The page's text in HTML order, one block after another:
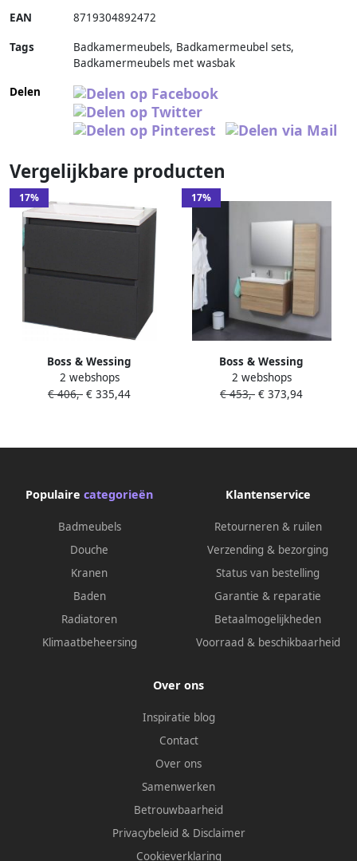
EAN 8719304892472
Tags
Badkamermeubels, Badkamermeubel sets,
Badkamermeubels met wasbak
Delen
Vergelijkbare producten
17%
Boss & Wessing
Badkamermeubel BWS
Pepper Acryl Wastafel
2 webshops
€ 406,- € 335,44
17%
Boss & Wessing
Badkamermeubel BWS
Pepper Acryl Wastafel Met
2 webshops
€ 453,- € 373,94
Populaire categorieën
Badmeubels
Douche
Kranen
Baden
Radiatoren
Klimaatbeheersing
Klantenservice
Retourneren & ruilen
Verzending & bezorging
Status van bestelling
Garantie & reparatie
Betaalmogelijkheden
Voorraad & beschikbaarheid
Over ons
Inspiratie blog
Contact
Over ons
Samenwerken
Betrouwbaarheid
Privacybeleid & Disclaimer
Cookieverklaring